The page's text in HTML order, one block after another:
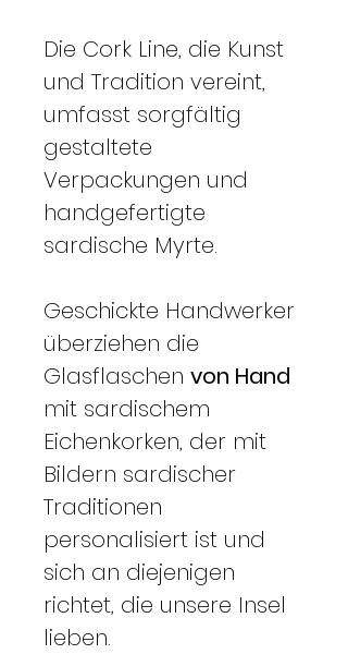
Die Cork Line, die Kunst
und Tradition vereint,
umfasst sorgfältig
gestaltete
Verpackungen und
handgefertigte
sardische Myrte.
Geschickte Handwerker
überziehen die
Glasflaschen von Hand
mit sardischem
Eichenkorken, der mit
Bildern sardischer
Traditionen
personalisiert ist und
sich an diejenigen
richtet, die unsere Insel
lieben.